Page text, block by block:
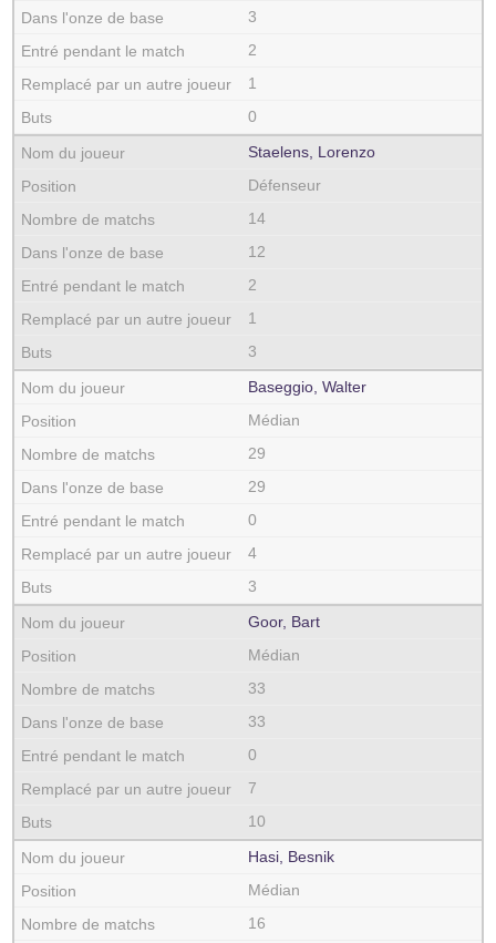
3
2
1
0
Staelens, Lorenzo
Défenseur
14
12
2
1
3
Baseggio, Walter
Médian
29
29
0
4
3
Goor, Bart
Médian
33
33
0
7
10
Hasi, Besnik
Médian
16